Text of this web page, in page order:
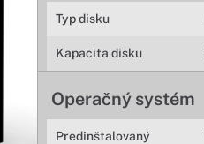
Typ disku
Kapacita disku
Operačný systém
Predinštalovaný